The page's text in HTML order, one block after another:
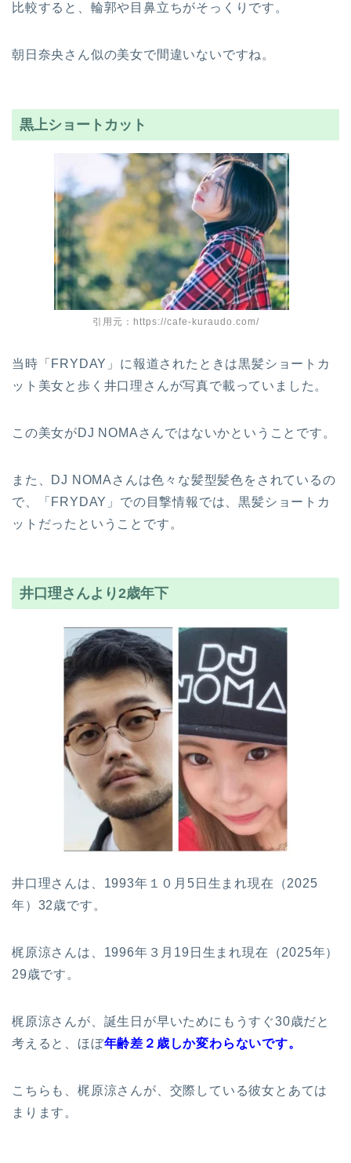
比較すると、輪郭や目鼻立ちがそっくりです。
朝日奈央さん似の美女で間違いないですね。
黒上ショートカット
引用元：https://cafe-kuraudo.com/
当時「FRYDAY」に報道されたときは黒髪ショートカ
ット美女と歩く井口理さんが写真で載っていました。
この美女がDJ NOMAさんではないかということです。
また、DJ NOMAさんは色々な髪型髪色をされているの
で、「FRYDAY」での目撃情報では、黒髪ショートカ
ットだったということです。
井口理さんより2歳年下
井口理さんは、1993年１０月5日生まれ現在（2025
年）32歳です。
梶原涼さんは、1996年３月19日生まれ現在（2025年）
29歳です。
梶原涼さんが、誕生日が早いためにもうすぐ30歳だと
考えると、ほぼ年齢差２歳しか変わらないです。
こちらも、梶原涼さんが、交際している彼女とあては
まります。